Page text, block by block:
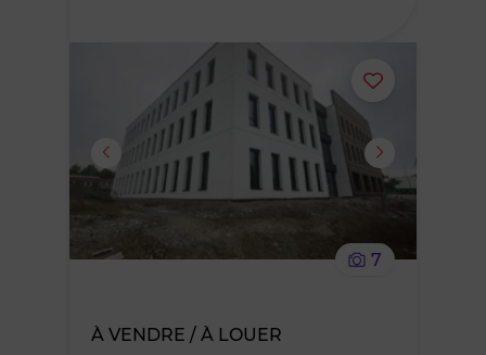
Ajouter
supprimer
7
À VENDRE / À LOUER